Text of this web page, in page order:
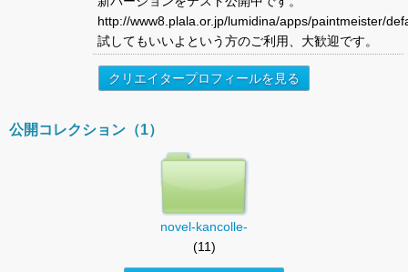
http://www8.plala.or.jp/lumidina/apps/paintmeister/
試してもいいよという方のご利用、大歓迎です。
クリエイタープロフィールを見る
公開コレクション（1）
novel-kancolle-
(11)